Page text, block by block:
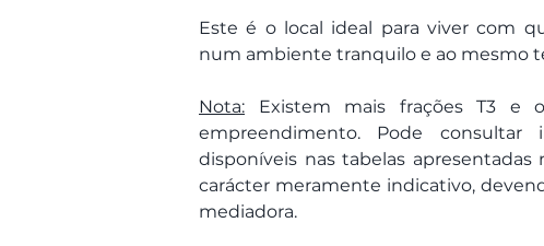
Este é o local ideal para viver com
num ambiente tranquilo e ao mesmo
Nota: Existem mais frações T3 e
empreendimento. Pode consultar
disponíveis nas tabelas
carácter meramente indicativo,
mediadora.